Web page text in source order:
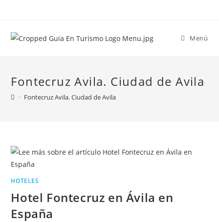
Menú
Fontecruz Avila. Ciudad de Avila
> Fontecruz Avila. Ciudad de Avila
HOTELES
Hotel Fontecruz en Ávila en
España